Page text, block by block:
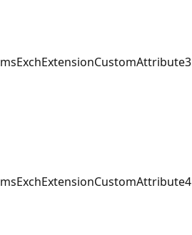
msExchExtensionCustomAttribute3
msExchExtensionCustomAttribute4